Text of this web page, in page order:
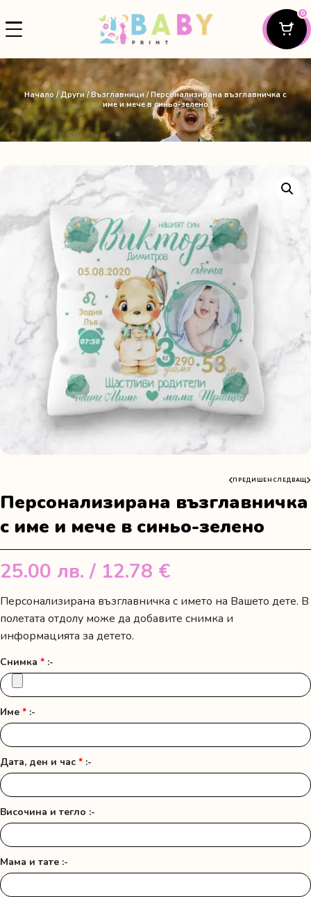
0
Начало /Други/Възглавници / Персонализирана възглавничка с
име и мече в синьо-зелено
ПРЕДИШЕН СЛЕДВАЩ
Персонализирана възглавничка
с име и мече в синьо-зелено
25.00 лв. / 12.78 €
Персонализирана възглавничка с името на Вашето дете. В
полетата отдолу може да добавите снимка и
информацията за детето.
Снимка * :-
Име * :-
Дата, ден и час * :-
Височина и тегло :-
Мама и тате :-